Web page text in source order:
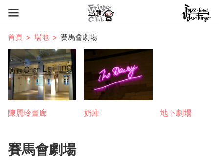
首頁 場地 賽馬會劇場
陳麗玲畫廊 奶庫 地下劇場
賽馬會劇場